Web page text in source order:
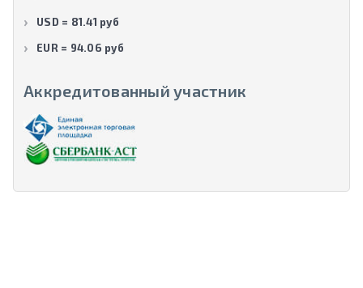
USD = 81.41 руб
EUR = 94.06 руб
Аккредитованный участник